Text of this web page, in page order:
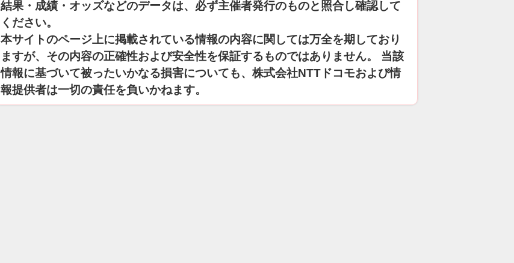
結果・成績・オッズなどのデータは、必ず主催者発行のものと照合し確認して
ください。
本サイトのページ上に掲載されている情報の内容に関しては万全を期しており
ますが、その内容の正確性および安全性を保証するものではありません。 当該
情報に基づいて被ったいかなる損害についても、株式会社NTTドコモおよび情
報提供者は一切の責任を負いかねます。